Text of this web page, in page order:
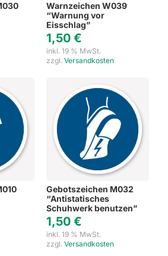
Warnzeichen W039
“Warnung vor
Eisschlag”
1,50 €
inkl. 19 % MwSt.
zzgl. Versandkosten
Gebotszeichen M032
“Antistatisches
Schuhwerk benutzen”
1,50 €
inkl. 19 % MwSt.
zzgl. Versandkosten